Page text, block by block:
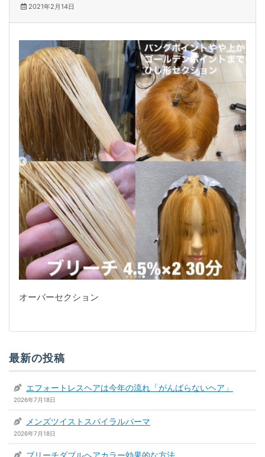
2021年2月14日
オーバーセクション
最新の投稿
エフォートレスヘアは今年の流れ「がんばらないヘア」
2026年7月18日
メンズツイストスパイラルパーマ
2026年7月18日